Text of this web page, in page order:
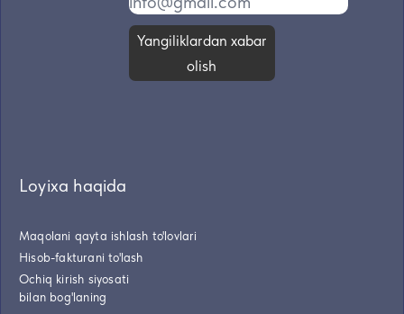
Yangiliklardan xabar
olish
Loyixa haqida
Maqolani qayta ishlash to'lovlari
Hisob-fakturani to'lash
Ochiq kirish siyosati
bilan bog'laning